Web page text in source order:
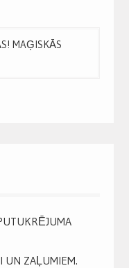
MAĢISKĀS
UN ZAĻUMIEM.